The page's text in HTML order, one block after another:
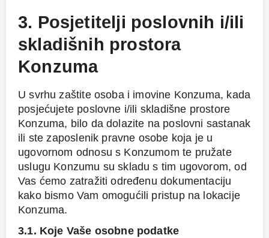
3. Posjetitelji poslovnih i/ili
skladišnih prostora
Konzuma
U svrhu zaštite osoba i imovine Konzuma, kada
posjećujete poslovne i/ili skladišne prostore
Konzuma, bilo da dolazite na poslovni sastanak
ili ste zaposlenik pravne osobe koja je u
ugovornom odnosu s Konzumom te pružate
uslugu Konzumu su skladu s tim ugovorom, od
Vas ćemo zatražiti određenu dokumentaciju
kako bismo Vam omogućili pristup na lokacije
Konzuma.
3.1. Koje Vaše osobne podatke